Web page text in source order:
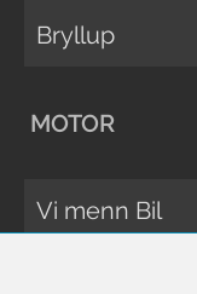
Bryllup
MOTOR
Vi menn Bil